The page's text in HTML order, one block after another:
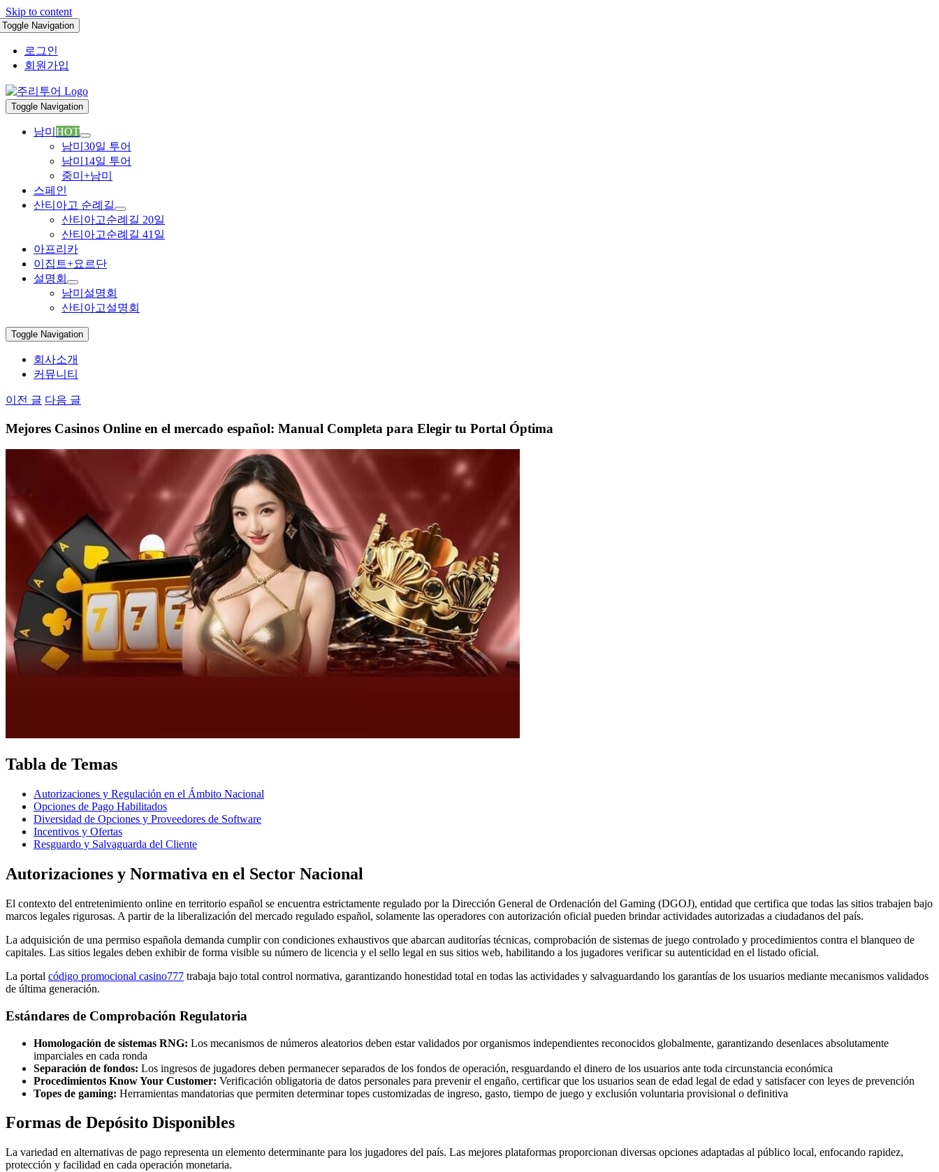
Skip to content
Toggle Navigation
로그인
회원가입
Toggle Navigation
남미 HOT
남미30일 투어
남미14일 투어
중미+남미
스페인
산티아고 순례길
산티아고순례길 20일
산티아고순례길 41일
아프리카
이집트+요르단
설명회
남미설명회
산티아고설명회
Toggle Navigation
회사소개
커뮤니티
이전 글 다음 글
Mejores Casinos Online en el mercado español: Manual Completa para Elegir tu Portal Óptima
Tabla de Temas
Autorizaciones y Regulación en el Ámbito Nacional
Opciones de Pago Habilitados
Diversidad de Opciones y Proveedores de Software
Incentivos y Ofertas
Resguardo y Salvaguarda del Cliente
Autorizaciones y Normativa en el Sector Nacional
El contexto del entretenimiento online en territorio español se encuentra estrictamente regulado por la Dirección General de Ordenación del Gaming (DGOJ), entidad que certifica que todas las sitios trabajen bajo
marcos legales rigurosas. A partir de la liberalización del mercado regulado español, solamente las operadores con autorización oficial pueden brindar actividades autorizadas a ciudadanos del país.
La adquisición de una permiso española demanda cumplir con condiciones exhaustivos que abarcan auditorías técnicas, comprobación de sistemas de juego controlado y procedimientos contra el blanqueo de
capitales. Las sitios legales deben exhibir de forma visible su número de licencia y el sello legal en sus sitios web, habilitando a los jugadores verificar su autenticidad en el listado oficial.
La portal código promocional casino777 trabaja bajo total control normativa, garantizando honestidad total en todas las actividades y salvaguardando los garantías de los usuarios mediante mecanismos validados
de última generación.
Estándares de Comprobación Regulatoria
Homologación de sistemas RNG: Los mecanismos de números aleatorios deben estar validados por organismos independientes reconocidos globalmente, garantizando desenlaces absolutamente
imparciales en cada ronda
Separación de fondos: Los ingresos de jugadores deben permanecer separados de los fondos de operación, resguardando el dinero de los usuarios ante toda circunstancia económica
Procedimientos Know Your Customer: Verificación obligatoria de datos personales para prevenir el engaño, certificar que los usuarios sean de edad legal de edad y satisfacer con leyes de prevención
Topes de gaming: Herramientas mandatorias que permiten determinar topes customizadas de ingreso, gasto, tiempo de juego y exclusión voluntaria provisional o definitiva
Formas de Depósito Disponibles
La variedad en alternativas de pago representa un elemento determinante para los jugadores del país. Las mejores plataformas proporcionan diversas opciones adaptadas al público local, enfocando rapidez,
protección y facilidad en cada operación monetaria.